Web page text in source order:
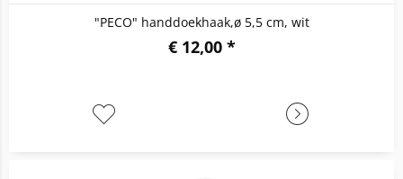
"PECO" handdoekhaak,ø 5,5 cm, wit
€ 12,00 *